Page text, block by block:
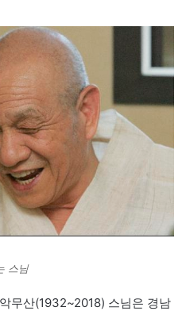
스님
무산(1932~2018) 스님은 경남